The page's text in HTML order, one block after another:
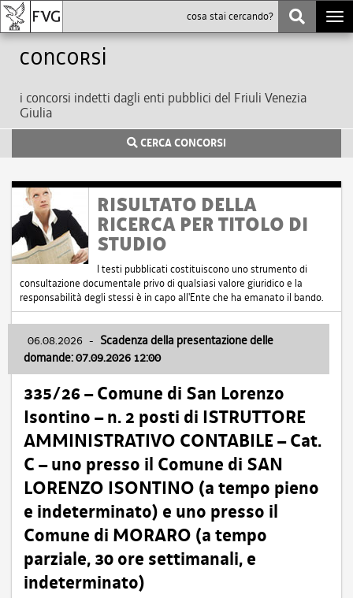
Concorsi
i concorsi indetti dagli enti pubblici del Friuli Venezia
Giulia
CERCA CONCORSI
RISULTATO DELLA
RICERCA PER TITOLO DI
STUDIO
I testi pubblicati costituiscono uno strumento di
consultazione documentale privo di qualsiasi valore giuridico e la
responsabilità degli stessi è in capo all'Ente che ha emanato il bando.
06.08.2026 - Scadenza della presentazione delle
domande: 07.09.2026 12:00
335/26 – Comune di San Lorenzo
Isontino – n. 2 posti di ISTRUTTORE
AMMINISTRATIVO CONTABILE – Cat.
C – uno presso il Comune di SAN
LORENZO ISONTINO (a tempo pieno
e indeterminato) e uno presso il
Comune di MORARO (a tempo
parziale, 30 ore settimanali, e
indeterminato)